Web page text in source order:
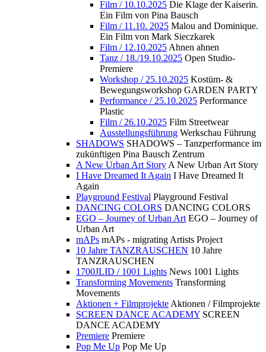
Film / 10.10.2025 Die Klage der Kaiserin.
Ein Film von Pina Bausch
Film / 11.10. 2025 Malou and Dominique.
Ein Film von Mark Sieczkarek
Film / 12.10.2025 Ahnen ahnen
Tanz / 18./19.10.2025 Open Studio-
Premiere
Workshop / 25.10.2025 Kostüm- &
Bewegungsworkshop GARDEN PARTY
Performance / 25.10.2025 Performance
Plastic
Film / 26.10.2025 Film Streetwear
Ausstellungsführung Werkschau Führung
SHADOWS SHADOWS – Tanzperformance im
zukünftigen Pina Bausch Zentrum
A New Urban Art Story A New Urban Art Story
I Have Dreamed It Again I Have Dreamed It
Again
Playground Festival Playground Festival
DANCING COLORS DANCING COLORS
EGO – Journey of Urban Art EGO – Journey of
Urban Art
mAPs mAPs - migrating Artists Project
10 Jahre TANZRAUSCHEN 10 Jahre
TANZRAUSCHEN
1700JLID / 1001 Lights News 1001 Lights
Transforming Movements Transforming
Movements
Aktionen + Filmprojekte Aktionen / Filmprojekte
SCREEN DANCE ACADEMY SCREEN
DANCE ACADEMY
Premiere Premiere
Pop Me Up Pop Me Up